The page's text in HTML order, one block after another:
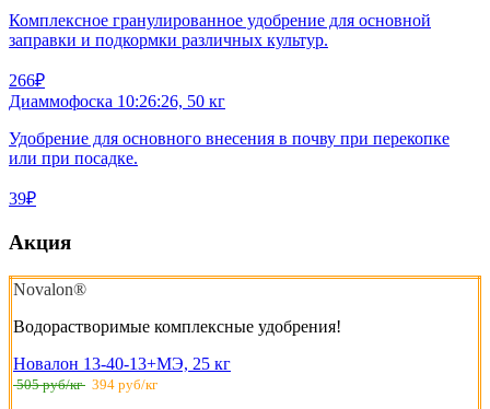
Комплексное гранулированное удобрение для основной
заправки и подкормки различных культур.
266₽
Диаммофоска 10:26:26, 50 кг
Удобрение для основного внесения в почву при перекопке
или при посадке.
39₽
Акция
Novalon®
Водорастворимые комплексные удобрения!
Новалон 13-40-13+МЭ, 25 кг
505 руб/кг 394 руб/кг